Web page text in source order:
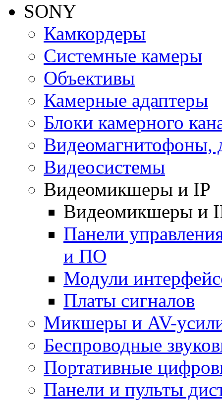
SONY
Камкордеры
Системные камеры
Объективы
Камерные адаптеры
Блоки камерного
Видеомагнитофоны,
Видеосистемы
Видеомикшеры и IP
Видеомикшеры и
Панели
и ПО
Модули
Платы сигналов
Микшеры и AV-
Беспроводные
Портативные
Панели и пульты